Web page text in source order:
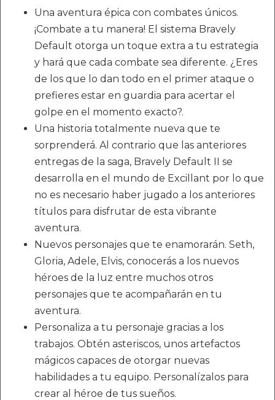
Una aventura épica con combates únicos.
¡Combate a tu manera! El sistema Bravely
Default otorga un toque extra a tu estrategia
y hará que cada combate sea diferente. ¿Eres
de los que lo dan todo en el primer ataque o
prefieres estar en guardia para acertar el
golpe en el momento exacto?.
Una historia totalmente nueva que te
sorprenderá. Al contrario que las anteriores
entregas de la saga, Bravely Default II se
desarrolla en el mundo de Excillant por lo que
no es necesario haber jugado a los anteriores
títulos para disfrutar de esta vibrante
aventura.
Nuevos personajes que te enamorarán. Seth,
Gloria, Adele, Elvis, conocerás a los nuevos
héroes de la luz entre muchos otros
personajes que te acompañarán en tu
aventura.
Personaliza a tu personaje gracias a los
trabajos. Obtén asteriscos, unos artefactos
mágicos capaces de otorgar nuevas
habilidades a tu equipo. Personalízalos para
crear al héroe de tus sueños.